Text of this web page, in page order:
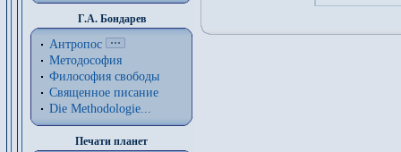
Г.А. Бондарев
Антропос
Методософия
Философия cвободы
Священное писание
Die Methodologie...
Печати планет